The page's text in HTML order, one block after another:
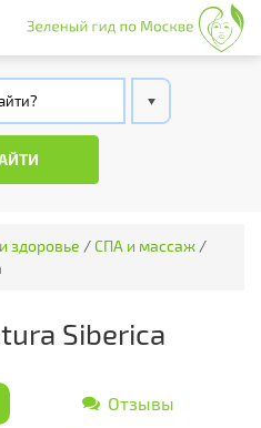
здоровье /СПА и массаж /
Siberica
Отзывы